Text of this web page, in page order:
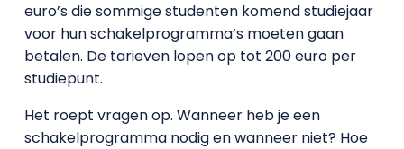
euro’s die sommige studenten komend studiejaar
voor hun schakelprogramma’s moeten gaan
betalen. De tarieven lopen op tot 200 euro per
studiepunt.
Het roept vragen op. Wanneer heb je een
schakelprogramma nodig en wanneer niet? Hoe